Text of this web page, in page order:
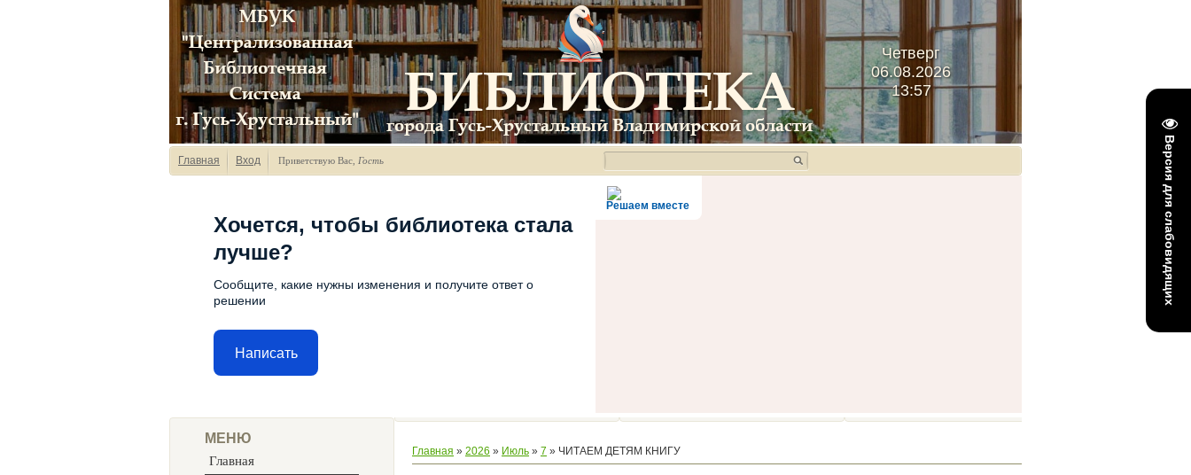
Версия для слабовидящих
Четверг
06.08.2026
13:57
Главная Вход Приветствую Вас Гость
Решаем вместе
Хочется, чтобы библиотека стала
лучше?
Сообщите, какие нужны изменения и получите ответ о
решении
Написать
МЕНЮ
Главная
Главная » 2026 » Июль » 7 » ЧИТАЕМ ДЕТЯМ КНИГУ